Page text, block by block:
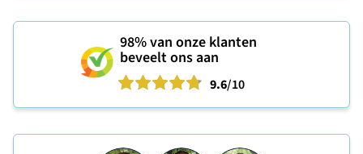
98%van onze klanten
beveelt ons aan
9.6/10